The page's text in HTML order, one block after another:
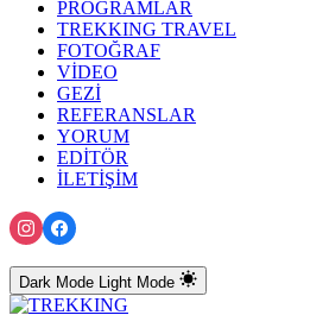
PROGRAMLAR
TREKKING TRAVEL
FOTOĞRAF
VİDEO
GEZİ
REFERANSLAR
YORUM
EDİTÖR
İLETİŞİM
Dark Mode Light Mode